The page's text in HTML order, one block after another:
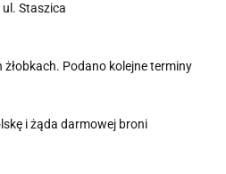
Staszica
Podano kolejne terminy
i żąda darmowej broni